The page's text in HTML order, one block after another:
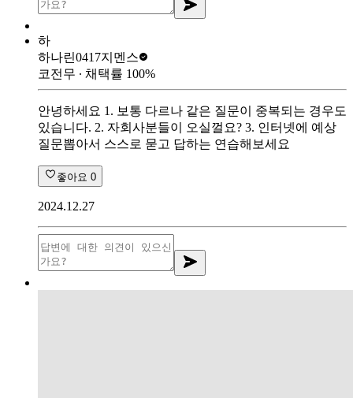
하
하나린0417지멘스
코전무 ∙ 채택률 100%
안녕하세요 1. 보통 다르나 같은 질문이 중복되는 경우도
있습니다. 2. 자회사분들이 오실껄요? 3. 인터넷에 예상
질문뽑아서 스스로 묻고 답하는 연습해보세요
좋아요 0
2024.12.27